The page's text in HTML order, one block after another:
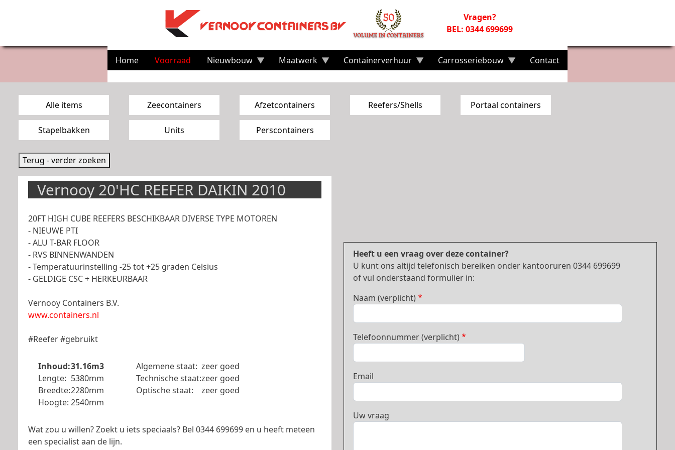
Vragen?
BEL: 0344 699699
Home Voorraad Nieuwbouw Maatwerk Containerverhuur Carrosseriebouw Contact
Zoekpagina menu
Alle items Zeecontainers Afzetcontainers Reefers/Shells Portaal containers
Stapelbakken Units Perscontainers
Terug - verder zoeken
Vernooy 20'HC REEFER DAIKIN 2010
20FT HIGH CUBE REEFERS BESCHIKBAAR DIVERSE TYPE MOTOREN
- NIEUWE PTI
- ALU T-BAR FLOOR
- RVS BINNENWANDEN
- Temperatuurinstelling -25 tot +25 graden Celsius
- GELDIGE CSC + HERKEURBAAR
Vernooy Containers B.V.
www.containers.nl
#Reefer #gebruikt
Inhoud:31.16m3
Lengte: 5380mm
Breedte:2280mm
Hoogte: 2540mm
Algemene staat: zeer goed
Technische staat:zeer goed
Optische staat:
zeer goed
Wat zou u willen? Zoekt u iets speciaals? Bel 0344 699699 en u heeft meteen
een specialist aan de lijn.
Heeft u een vraag over deze container?
U kunt ons altijd telefonisch bereiken onder kantooruren 0344 699699
of vul onderstaand formulier in:
Naam (verplicht)
Telefoonnummer (verplicht)
Email
Uw vraag